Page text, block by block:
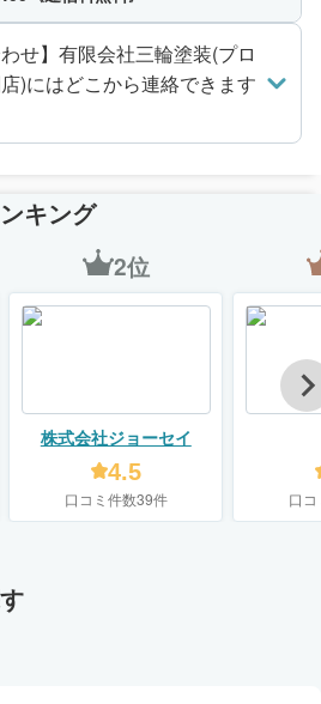
わせ】有限会社三輪塗装(プロ
)にはどこから連絡できます
キング
2位
株式会社ジョーセイ
4.5
口コミ件数39件 口